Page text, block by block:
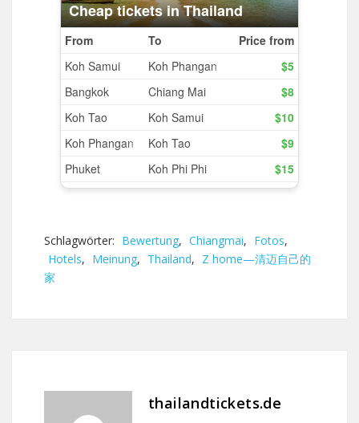
Schlagwörter: Bewertung, Chiangmai, Fotos,
Hotels, Meinung, Thailand, Z home—清迈自己的
家
thailandtickets.de